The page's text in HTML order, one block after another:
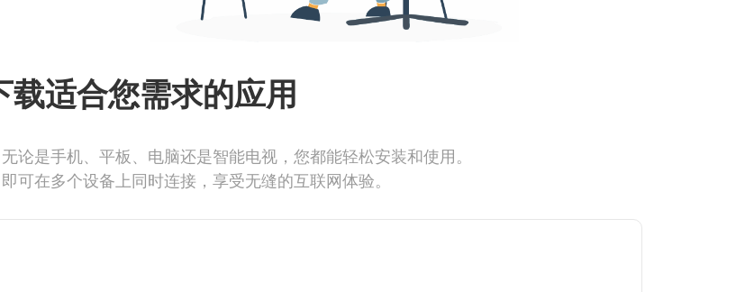
载适合您需求的应用
论是手机、平板、电脑还是智能电视，您都能轻松安装和使用。
可在多个设备上同时连接，享受无缝的互联网体验。